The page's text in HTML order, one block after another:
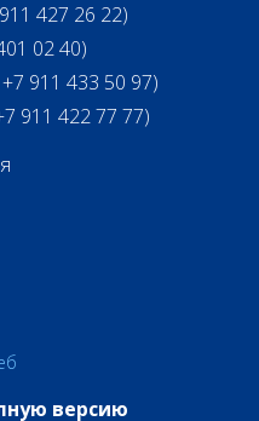
427 26 22)
02 40)
911 433 50 97)
911 422 77 77)
версию